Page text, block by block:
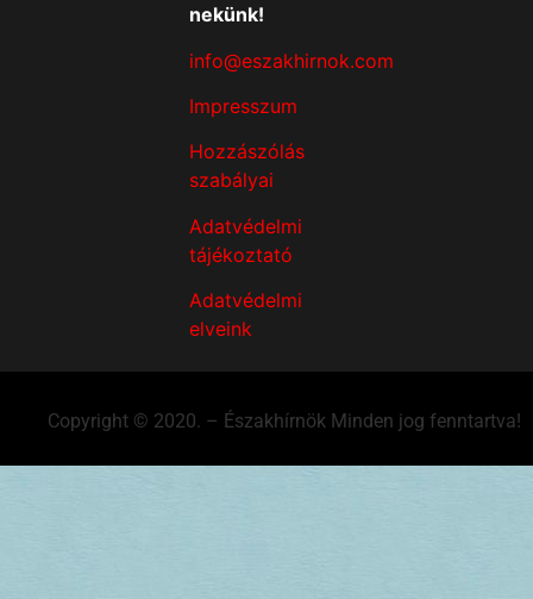
nekünk!
info@eszakhirnok.com
Impresszum
Hozzászólás
szabályai
Adatvédelmi
tájékoztató
Adatvédelmi
elveink
Copyright © 2020. – Északhírnök Minden jog fenntartva!